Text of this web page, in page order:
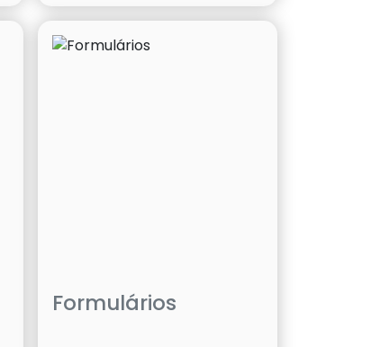
Formulários